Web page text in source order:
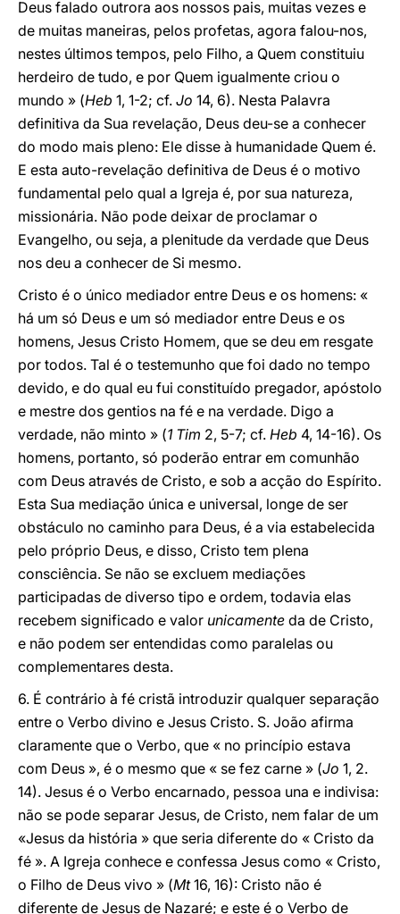
Deus falado outrora aos nossos pais, muitas vezes e
de muitas maneiras, pelos profetas, agora falou-nos,
nestes últimos tempos, pelo Filho, a Quem constituiu
herdeiro de tudo, e por Quem igualmente criou o
mundo » (Heb 1, 1-2; cf. Jo 14, 6). Nesta Palavra
definitiva da Sua revelação, Deus deu-se a conhecer
do modo mais pleno: Ele disse à humanidade Quem é.
E esta auto-revelação definitiva de Deus é o motivo
fundamental pelo qual a Igreja é, por sua natureza,
missionária. Não pode deixar de proclamar o
Evangelho, ou seja, a plenitude da verdade que Deus
nos deu a conhecer de Si mesmo.
Cristo é o único mediador entre Deus e os homens: «
há um só Deus e um só mediador entre Deus e os
homens, Jesus Cristo Homem, que se deu em resgate
por todos. Tal é o testemunho que foi dado no tempo
devido, e do qual eu fui constituído pregador, apóstolo
e mestre dos gentios na fé e na verdade. Digo a
verdade, não minto » (1 Tim 2, 5-7; cf. Heb 4, 14-16). Os
homens, portanto, só poderão entrar em comunhão
com Deus através de Cristo, e sob a acção do Espírito.
Esta Sua mediação única e universal, longe de ser
obstáculo no caminho para Deus, é a via estabelecida
pelo próprio Deus, e disso, Cristo tem plena
consciência. Se não se excluem mediações
participadas de diverso tipo e ordem, todavia elas
recebem significado e valor unicamente da de Cristo,
e não podem ser entendidas como paralelas ou
complementares desta.
6. É contrário à fé cristã introduzir qualquer separação
entre o Verbo divino e Jesus Cristo. S. João afirma
claramente que o Verbo, que « no princípio estava
com Deus », é o mesmo que « se fez carne » (Jo 1, 2.
14). Jesus é o Verbo encarnado, pessoa una e indivisa:
não se pode separar Jesus, de Cristo, nem falar de um
«Jesus da história » que seria diferente do « Cristo da
fé ». A Igreja conhece e confessa Jesus como « Cristo,
o Filho de Deus vivo » (Mt16, 16): Cristo não é
diferente de Jesus de Nazaré; e este é o Verbo de